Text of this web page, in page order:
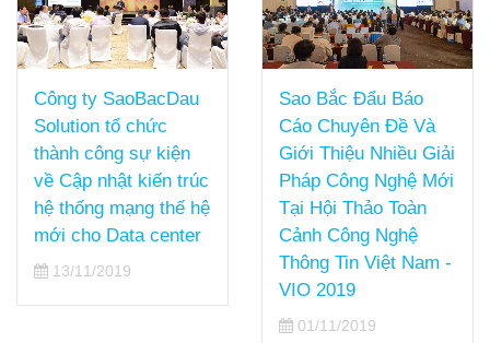
Công ty SaoBacDau
Solution tổ chức
thành công sự kiện
về Cập nhật kiến trúc
hệ thống mạng thế hệ
mới cho Data center
13/11/2019
Sao Bắc Đẩu Báo
Cáo Chuyên Đề Và
Giới Thiệu Nhiều Giải
Pháp Công Nghệ Mới
Tại Hội Thảo Toàn
Cảnh Công Nghệ
Thông Tin Việt Nam -
VIO 2019
01/11/2019